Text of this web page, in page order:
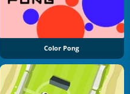
Color Pong